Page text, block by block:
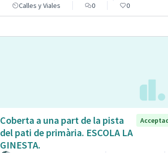
Calles y Viales
0 0
Coberta a una part de la pista
del pati de primària. ESCOLA LA
GINESTA.